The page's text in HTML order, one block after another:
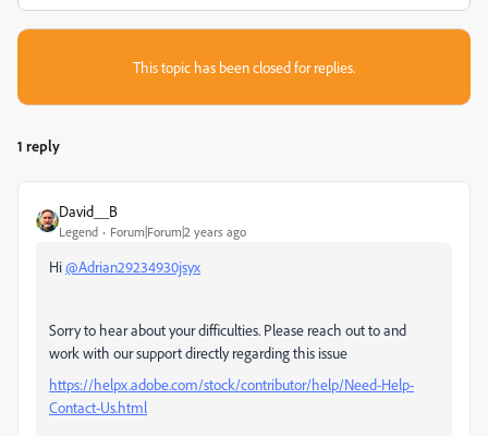
This topic has been closed for replies.
1 reply
David__B
Legend Forum|Forum|2 years ago
Hi@Adrian29234930jsyx
Sorry to hear about your difficulties. Please reach out to and
work with our support directly regarding this issue
https://helpx.adobe.com/stock/contributor/help/Need-Help-
Contact-Us.html